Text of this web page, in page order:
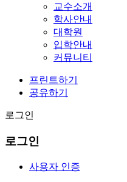
교수소개
학사안내
대학원
입학안내
커뮤니티
프린트하기
공유하기
로그인
로그인
사용자 인증